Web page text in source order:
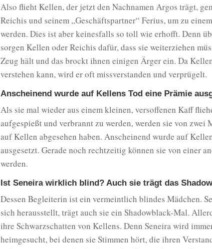
Also flieht Kellen, der jetzt den Nachnamen Argos trägt,
Reichis und seinem „Geschäftspartner“ Ferius, um zu
werden. Dies ist aber keinesfalls so toll wie erhofft. Denn
sorgen Kellen oder Reichis dafür, dass sie weiterziehen
Zeug hält und das brockt ihnen einigen Ärger ein. Da
verstehen kann, wird er oft missverstanden und verprügelt.
Anscheinend wurde auf Kellens Tod eine Prämie
Als sie mal wieder aus einem kleinen, versoffenen Kaff
aufgespießt und verbrannt zu werden, werden sie von zwei
auf Kellen abgesehen haben. Anscheinend wurde auf
ausgesetzt. Gerade noch rechtzeitig können sie von einer
werden.
Ist Seneira wirklich blind? Auch sie trägt das
Dessen Begleiterin ist ein vermeintlich blindes Mädchen.
sich herausstellt, trägt auch sie ein Shadowblack-Mal.
ihre Schwarzschatten von Kellens. Denn Seneira wird
heimgesucht, bei denen sie Stimmen hört, die ihren